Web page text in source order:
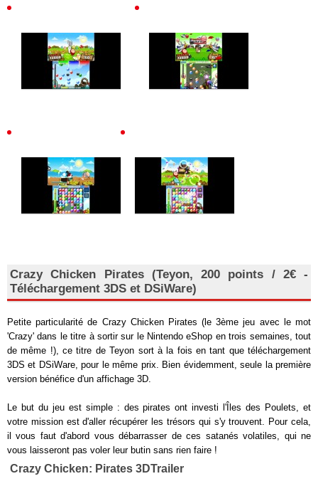
Crazy Chicken Pirates (Teyon, 200 points / 2€ -
Téléchargement 3DS et DSiWare)
Petite particularité de Crazy Chicken Pirates (le 3ème jeu avec le mot
'Crazy' dans le titre à sortir sur le Nintendo eShop en trois semaines, tout
de même !), ce titre de Teyon sort à la fois en tant que téléchargement
3DS et DSiWare, pour le même prix. Bien évidemment, seule la première
version bénéfice d'un affichage 3D.
Le but du jeu est simple : des pirates ont investi l'Îles des Poulets, et
votre mission est d'aller récupérer les trésors qui s'y trouvent. Pour cela,
il vous faut d'abord vous débarrasser de ces satanés volatiles, qui ne
vous laisseront pas voler leur butin sans rien faire !
Crazy Chicken: Pirates 3DTrailer